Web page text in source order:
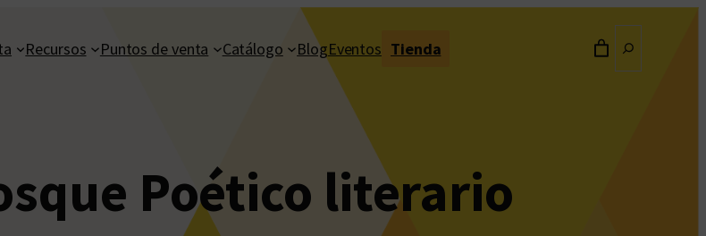
Recursos Puntos de venta Catálogo BlogEventos Tienda
Poético literario